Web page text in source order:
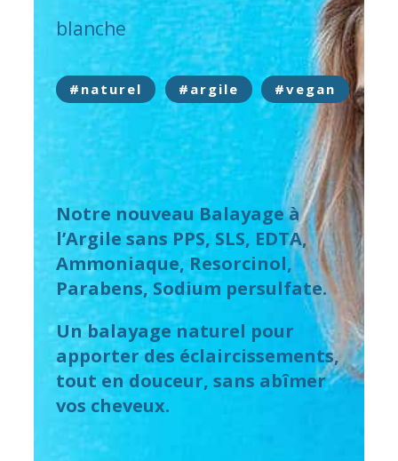
blanche
#naturel #argile #vegan
Notre nouveau Balayage à
l’Argile sans PPS, SLS, EDTA,
Ammoniaque, Resorcinol,
Parabens, Sodium persulfate.
Un balayage naturel pour
apporter des éclaircissements,
tout en douceur, sans abîmer
vos cheveux.